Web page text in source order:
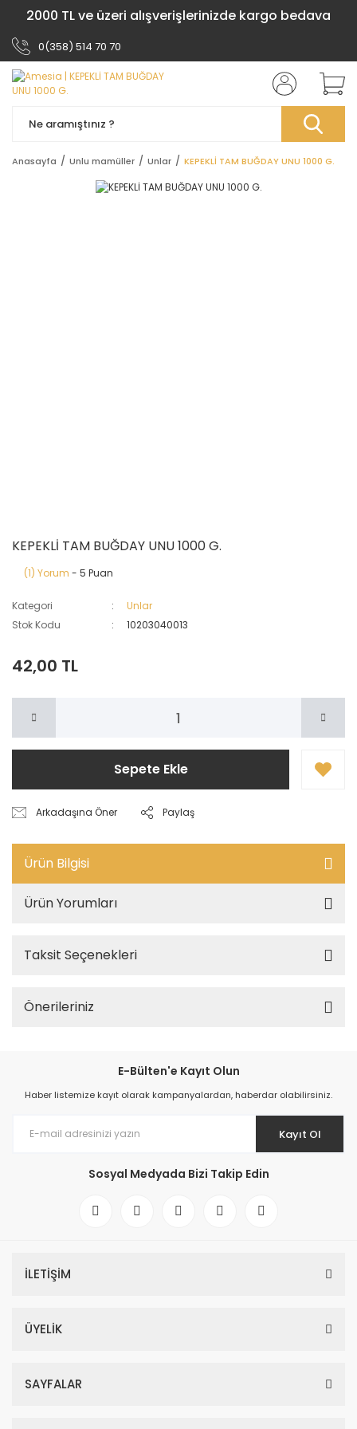
2000 TL ve üzeri alışverişlerinizde kargo bedava
0(358) 514 70 70
Anasayfa Unlu mamüller Unlar KEPEKLİ TAM BUĞDAY UNU 1000 G.
KEPEKLİ TAM BUĞDAY UNU 1000 G.
(1) Yorum - 5 Puan
Kategori
Unlar
Stok Kodu
10203040013
42,00 TL
Sepete Ekle
Arkadaşına Öner Paylaş
Ürün Bilgisi
Ürün Yorumları
Taksit Seçenekleri
Önerileriniz
E-Bülten'e Kayıt Olun
Haber listemize kayıt olarak kampanyalardan, haberdar olabilirsiniz.
Kayıt Ol
Sosyal Medyada Bizi Takip Edin
İLETİŞİM
ÜYELİK
SAYFALAR